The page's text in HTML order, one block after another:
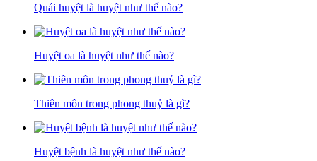
Quái huyệt là huyệt như thế nào?
Huyệt oa là huyệt như thế nào?
Thiên môn trong phong thuỷ là gì?
Huyệt bệnh là huyệt như thế nào?